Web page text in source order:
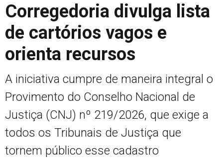
Corregedoria divulga lista
de cartórios vagos e
orienta recursos
A iniciativa cumpre de maneira integral o
Provimento do Conselho Nacional de
Justiça (CNJ) nº 219/2026, que exige a
todos os Tribunais de Justiça que
tornem público esse cadastro